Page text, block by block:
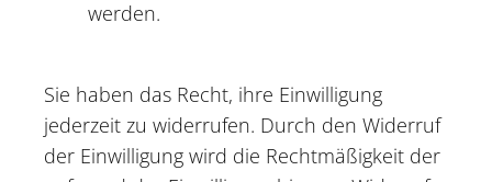
werden.
Sie haben das Recht, ihre Einwilligung
jederzeit zu widerrufen. Durch den Widerruf
der Einwilligung wird die Rechtmäßigkeit der